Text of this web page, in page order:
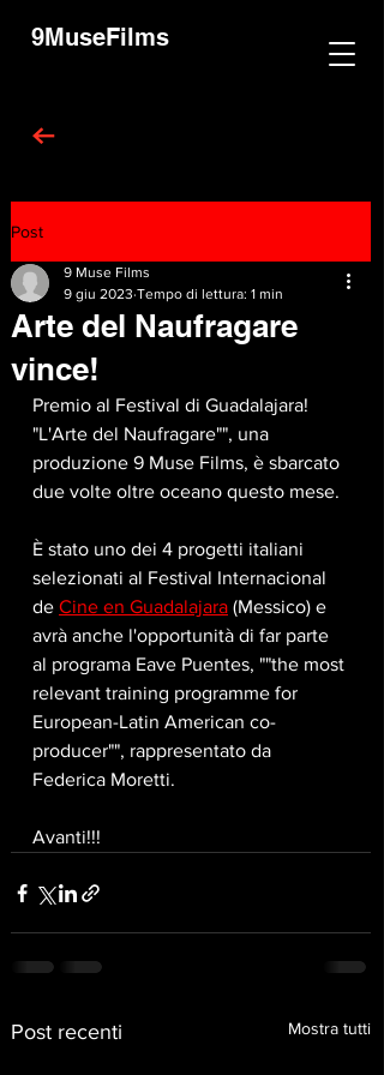
9MuseFilms
Post
Arte del Naufragare
vince!
9 Muse Films
9 giu 2023 Tempo di lettura: 1 min
Premio al Festival di Guadalajara!
"L'Arte del Naufragare"", una
produzione 9 Muse Films, è sbarcato
due volte oltre oceano questo mese.
È stato uno dei 4 progetti italiani
selezionati al Festival Internacional
de Cine en Guadalajara (Messico) e
avrà anche l'opportunità di far parte
al programa Eave Puentes, ""the most
relevant training programme for
European-Latin American co-
producer"", rappresentato da
Federica Moretti.
Avanti!!!
Post recenti Mostra tutti